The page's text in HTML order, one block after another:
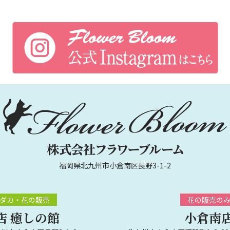
福岡県北九州市小倉南区長野3-1-2
カ・花の販売
癒しの館
花の販売の
小倉南